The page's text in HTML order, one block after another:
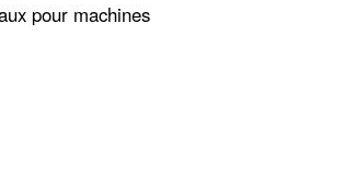
pour machines